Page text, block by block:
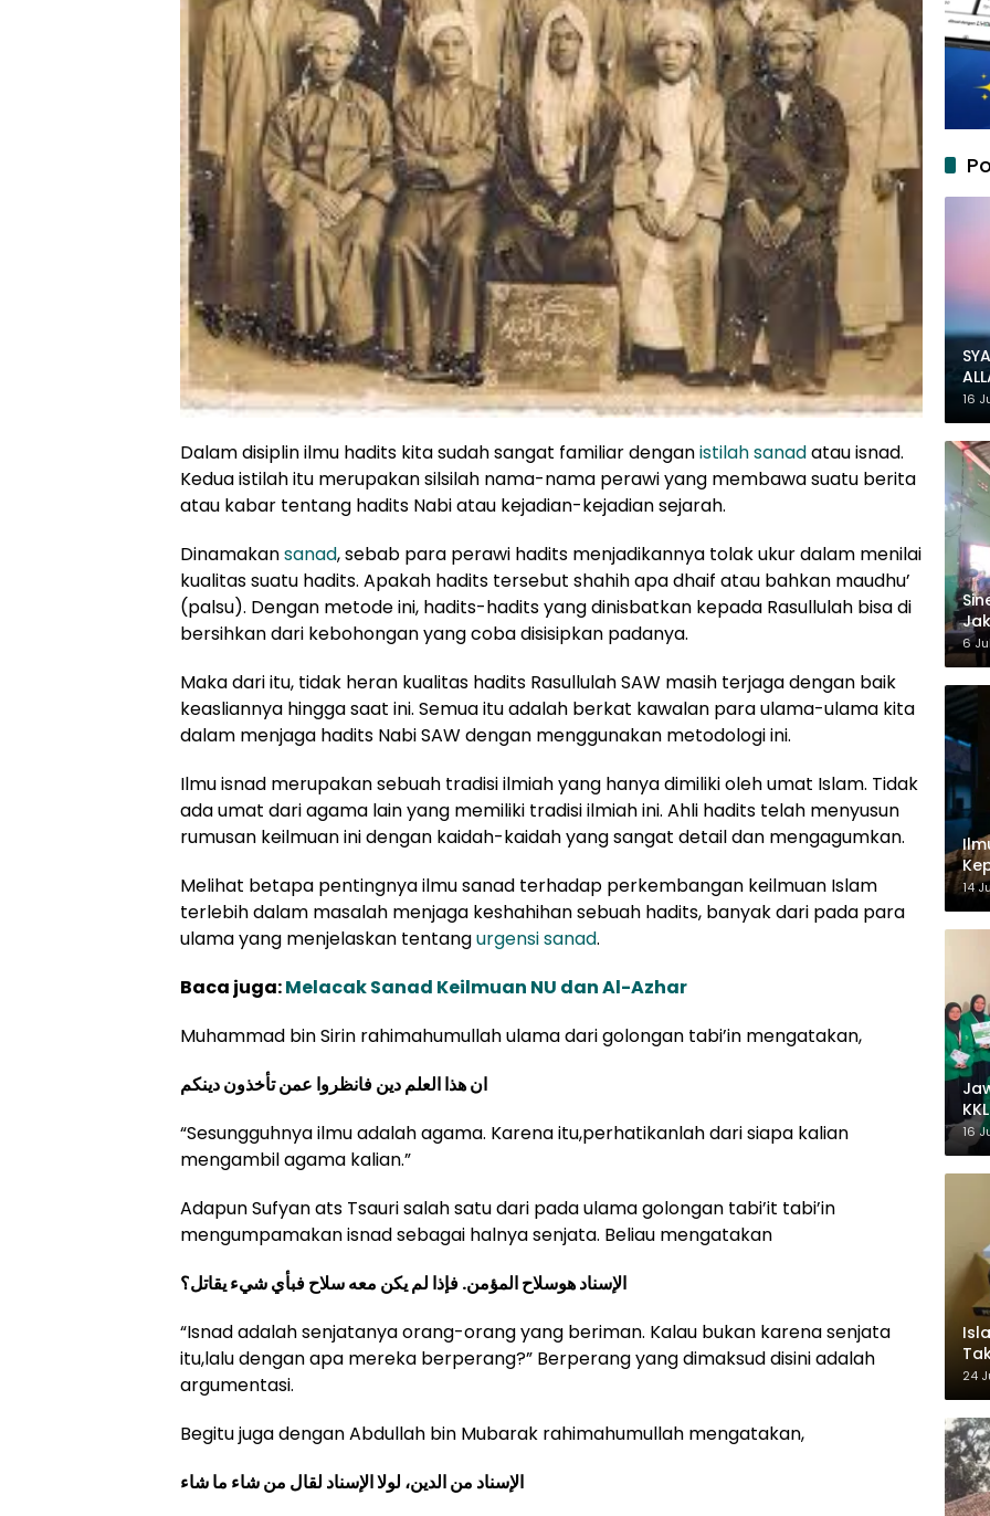
Dalam disiplin ilmu hadits kita sudah sangat familiar denganistilah sanadatau isnad.
Kedua istilah itu merupakan silsilah nama-nama perawi yang membawa suatu berita
atau kabar tentang hadits Nabi atau kejadian-kejadian sejarah.
Dinamakansanad, sebab para perawi hadits menjadikannya tolak ukur dalam menilai
kualitas suatu hadits. Apakah hadits tersebut shahih apa dhaif atau bahkan maudhu’
(palsu). Dengan metode ini, hadits-hadits yang dinisbatkan kepada Rasullulah bisa di
bersihkan dari kebohongan yang coba disisipkan padanya.
Maka dari itu, tidak heran kualitas hadits Rasullulah SAW masih terjaga dengan baik
keasliannya hingga saat ini. Semua itu adalah berkat kawalan para ulama-ulama kita
dalam menjaga hadits Nabi SAW dengan menggunakan metodologi ini.
Ilmu isnad merupakan sebuah tradisi ilmiah yang hanya dimiliki oleh umat Islam. Tidak
ada umat dari agama lain yang memiliki tradisi ilmiah ini. Ahli hadits telah menyusun
rumusan keilmuan ini dengan kaidah-kaidah yang sangat detail dan mengagumkan.
Melihat betapa pentingnya ilmu sanad terhadap perkembangan keilmuan Islam
terlebih dalam masalah menjaga keshahihan sebuah hadits, banyak dari pada para
ulama yang menjelaskan tentangurgensi sanad.
Baca juga:Melacak Sanad Keilmuan NU dan Al-Azhar
Muhammad bin Sirin rahimahumullah ulama dari golongan tabi’in mengatakan,
ان هذا العلم دين فانظروا عمن تأخذون دينكم
“Sesungguhnya ilmu adalah agama. Karena itu,perhatikanlah dari siapa kalian
mengambil agama kalian.”
Adapun Sufyan ats Tsauri salah satu dari pada ulama golongan tabi’it tabi’in
mengumpamakan isnad sebagai halnya senjata. Beliau mengatakan
الإسناد هوسلاح المؤمن. فإذا لم يكن معه سلاح فبأي شيء يقاتل؟
“Isnad adalah senjatanya orang-orang yang beriman. Kalau bukan karena senjata
itu,lalu dengan apa mereka berperang?” Berperang yang dimaksud disini adalah
argumentasi.
Begitu juga dengan Abdullah bin Mubarak rahimahumullah mengatakan,
الإسناد من الدين، لولا الإسناد لقال من شاء ما شاء
16
6
14
16
24